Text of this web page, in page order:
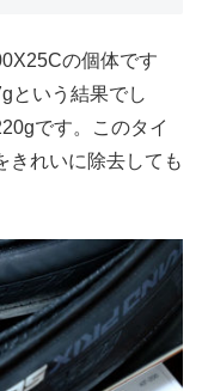
の個体です
という結果でし
です。このタイ
きれいに除去しても